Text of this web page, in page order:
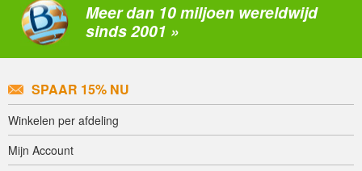
Meer dan 10 miljoen wereldwijd
sinds 2001 »
SPAAR 15% NU
Winkelen per afdeling
Mijn Account